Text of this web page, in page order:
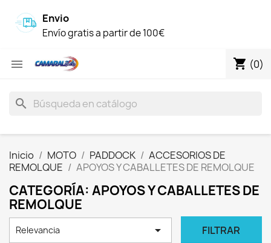
Envio
Envío gratis a partir de 100€
 shopping_cart (0)
search
Inicio MOTO PADDOCK
ACCESORIOS DE
REMOLQUE
APOYOS Y CABALLETES DE REMOLQUE
CATEGORÍA: APOYOS Y CABALLETES DE
REMOLQUE
Relevancia  FILTRAR